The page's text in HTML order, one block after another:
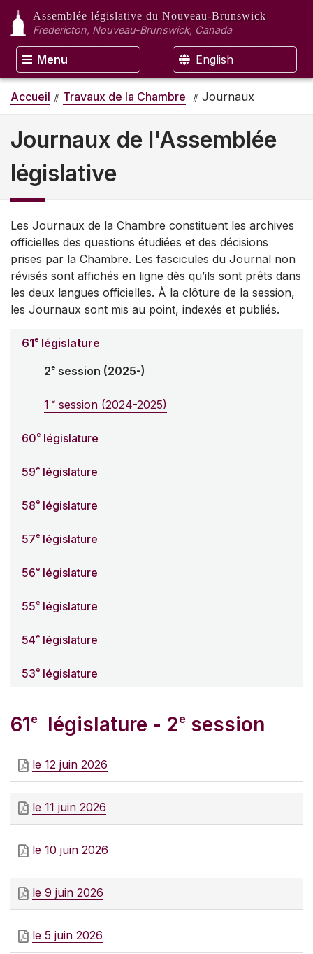
Assemblée législative du Nouveau-Brunswick
Fredericton, Nouveau-Brunswick, Canada
Menu English
Accueil Travaux de la Chambre Journaux
Journaux de l'Assemblée
législative
Les Journaux de la Chambre constituent les archives
officielles des questions étudiées et des décisions
prises par la Chambre. Les fascicules du Journal non
révisés sont affichés en ligne dès qu’ils sont prêts dans
les deux langues officielles. À la clôture de la session,
les Journaux sont mis au point, indexés et publiés.
61e législature
2e session (2025-)
1re session (2024-2025)
60e législature
59e législature
58e législature
57e législature
56e législature
55e législature
54e législature
53e législature
61e législature - 2e session
le 12 juin 2026
le 11 juin 2026
le 10 juin 2026
le 9 juin 2026
le 5 juin 2026